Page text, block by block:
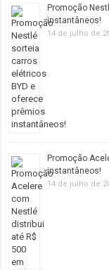
Promoção
instantâneos!
14 de julho de
Promoção
instantâneos!
14 de julho de